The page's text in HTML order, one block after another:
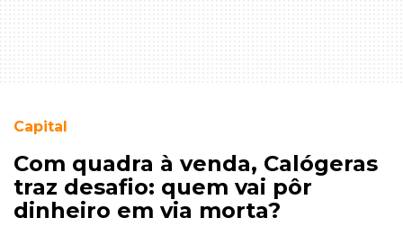
Capital
Com quadra à venda, Calógeras
traz desafio: quem vai pôr
dinheiro em via morta?